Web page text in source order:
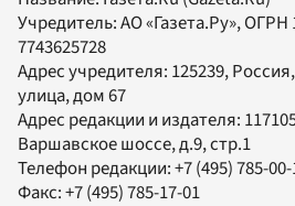
Учредитель:АО «Газета.Ру», ОГРН
7743625728
Адрес учредителя: 125239,
улица, дом 67
Адрес редакции и издателя:
Варшавское шоссе, д.9, стр.1
Телефон редакции:+7 (495) 785-
Факс:+7 (495) 785-17-01